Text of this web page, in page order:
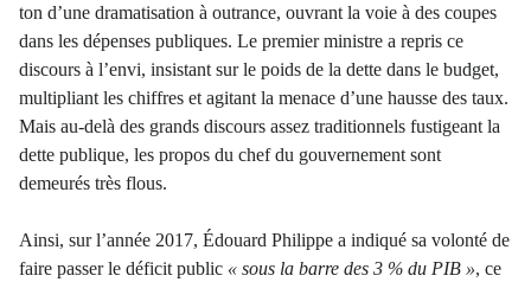
ton d’une dramatisation à outrance, ouvrant la voie à des coupes
dans les dépenses publiques. Le premier ministre a repris ce
discours à l’envi, insistant sur le poids de la dette dans le budget,
multipliant les chiffres et agitant la menace d’une hausse des taux.
Mais au-delà des grands discours assez traditionnels fustigeant la
dette publique, les propos du chef du gouvernement sont
demeurés très flous.
Ainsi, sur l’année 2017, Édouard Philippe a indiqué sa volonté de
faire passer le déficit public « sous la barre des 3 % du PIB », ce